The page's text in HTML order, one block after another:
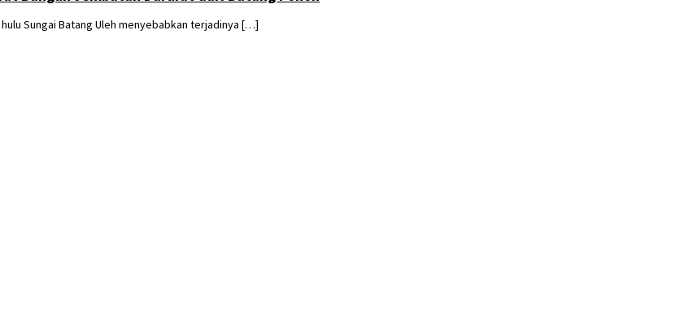
hulu Sungai Batang Uleh menyebabkan terjadinya […]